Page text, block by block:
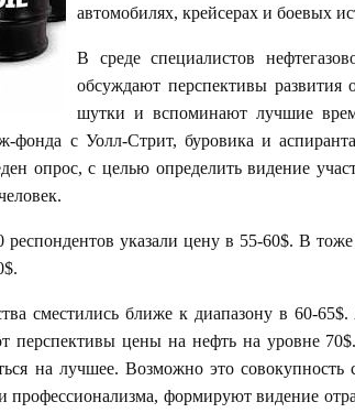
автомобилях, крейсерах и боевых
В среде специалистов
обсуждают перспективы развития
шутки и вспоминают лучшие
фонда с Уолл-Стрит, буровика и
опрос, с целью определить видение
указали цену в 55-60$. В
сместились ближе к диапазону в 60-
перспективы цены на нефть на уровне
на лучшее. Возможно это
формируют видение